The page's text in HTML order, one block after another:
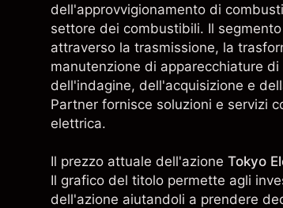
dell'approvvigionamento di
settore dei combustibili. Il
attraverso la trasmissione, la
manutenzione di apparecchiature
dell'indagine, dell'acquisizione e
Partner fornisce soluzioni e servizi
elettrica.
Il prezzo attuale dell'azione Tokyo
Il grafico del titolo permette agli
dell'azione aiutandoli a prendere